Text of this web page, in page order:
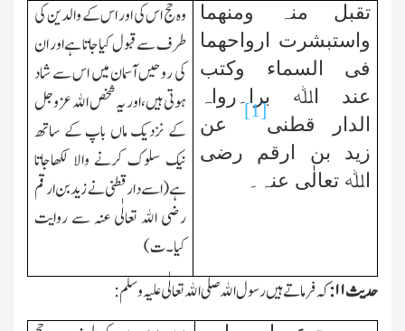
تقبل منہ ومنھما
واستبشرت ارواحھما
فی السماء وکتب
عند اﷲ برا۔رواہ
الدار قطنی
[1]
عن
زید بن ارقم رضی
اﷲ تعالٰی عنہ۔
وہ حج اس کی اور اس کے والدین کی
طرف سے قبول کیاجاتا ہے اور ان
کی روحیں آسمان میں اس سے شاد
ہوتی ہیں،اور یہ شخص اﷲ عزوجل
کے نزدیك ماں باپ کے ساتھ
نیك سلوك کرنے والا لکھاجاتا
ہے(اسے دارقطنی نے زید بن ارقم
رضی اﷲ تعالٰی عنہ سے روایت
کیا۔ت)
حدیث۱۱: کہ فرماتے ہیں رسول اﷲ صلی اﷲ تعالٰی علیہ وسلم: